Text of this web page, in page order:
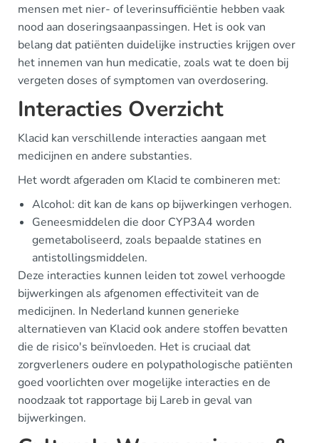
mensen met nier- of leverinsufficiëntie hebben vaak
nood aan doseringsaanpassingen. Het is ook van
belang dat patiënten duidelijke instructies krijgen over
het innemen van hun medicatie, zoals wat te doen bij
vergeten doses of symptomen van overdosering.
Interacties Overzicht
Klacid kan verschillende interacties aangaan met
medicijnen en andere substanties.
Het wordt afgeraden om Klacid te combineren met:
Alcohol: dit kan de kans op bijwerkingen verhogen.
Geneesmiddelen die door CYP3A4 worden
gemetaboliseerd, zoals bepaalde statines en
antistollingsmiddelen.
Deze interacties kunnen leiden tot zowel verhoogde
bijwerkingen als afgenomen effectiviteit van de
medicijnen. In Nederland kunnen generieke
alternatieven van Klacid ook andere stoffen bevatten
die de risico's beïnvloeden. Het is cruciaal dat
zorgverleners oudere en polypathologische patiënten
goed voorlichten over mogelijke interacties en de
noodzaak tot rapportage bij Lareb in geval van
bijwerkingen.